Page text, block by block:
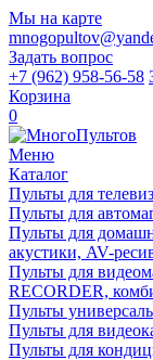
Мы на карте
Задать вопрос
+7 (962) 958-56-58
Корзина
0
Меню
Каталог
Пульты для
Пульты для
Пульты для
акустики, AV-
Пульты для
RECORDER,
Пульты
Пульты для
Пульты для